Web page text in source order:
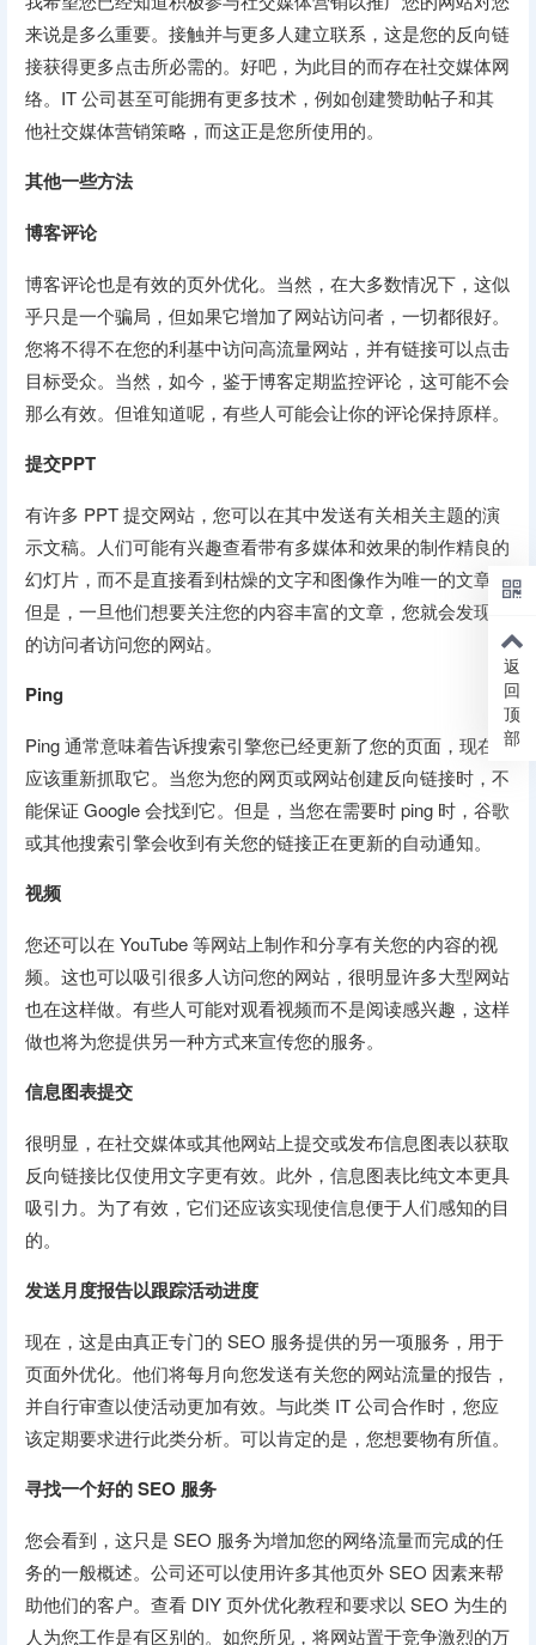
来说是多么重要。接触并与更多人建立联系，这是您的反向链
接获得更多点击所必需的。好吧，为此目的而存在社交媒体网
络。IT 公司甚至可能拥有更多技术，例如创建赞助帖子和其
他社交媒体营销策略，而这正是您所使用的。
其他一些方法
博客评论
博客评论也是有效的页外优化。当然，在大多数情况下，这似
乎只是一个骗局，但如果它增加了网站访问者，一切都很好。
您将不得不在您的利基中访问高流量网站，并有链接可以点击
目标受众。当然，如今，鉴于博客定期监控评论，这可能不会
那么有效。但谁知道呢，有些人可能会让你的评论保持原样。
提交PPT
有许多 PPT 提交网站，您可以在其中发送有关相关主题的演
示文稿。人们可能有兴趣查看带有多媒体和效果的制作精良的
幻灯片，而不是直接看到枯燥的文字和图像作为唯一的文章。
但是，一旦他们想要关注您的内容丰富的文章，您就会发现新
的访问者访问您的网站。
Ping
Ping 通常意味着告诉搜索引擎您已经更新了您的页面，现在
应该重新抓取它。当您为您的网页或网站创建反向链接时，不
能保证 Google 会找到它。但是，当您在需要时 ping 时，谷歌
或其他搜索引擎会收到有关您的链接正在更新的自动通知。
视频
您还可以在 YouTube 等网站上制作和分享有关您的内容的视
频。这也可以吸引很多人访问您的网站，很明显许多大型网站
也在这样做。有些人可能对观看视频而不是阅读感兴趣，这样
做也将为您提供另一种方式来宣传您的服务。
信息图表提交
很明显，在社交媒体或其他网站上提交或发布信息图表以获取
反向链接比仅使用文字更有效。此外，信息图表比纯文本更具
吸引力。为了有效，它们还应该实现使信息便于人们感知的目
的。
发送月度报告以跟踪活动进度
现在，这是由真正专门的 SEO 服务提供的另一项服务，用于
页面外优化。他们将每月向您发送有关您的网站流量的报告，
并自行审查以使活动更加有效。与此类 IT 公司合作时，您应
该定期要求进行此类分析。可以肯定的是，您想要物有所值。
寻找一个好的 SEO 服务
您会看到，这只是 SEO 服务为增加您的网络流量而完成的任
务的一般概述。公司还可以使用许多其他页外 SEO 因素来帮
助他们的客户。查看 DIY 页外优化教程和要求以 SEO 为生的
人为您工作是有区别的。如您所见，将网站置于竞争激烈的万
返
回
顶
部